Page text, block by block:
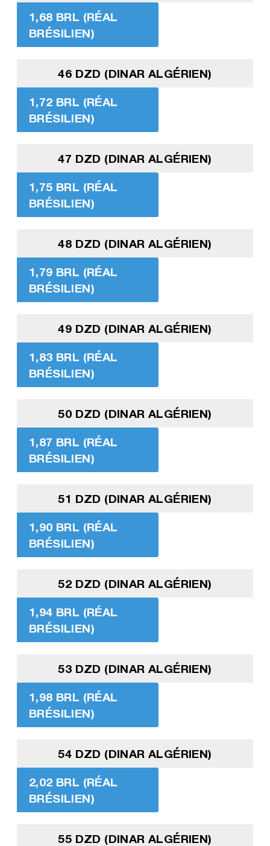
1,68 BRL (RÉAL
BRÉSILIEN)
46 DZD (DINAR ALGÉRIEN)
1,72 BRL (RÉAL
BRÉSILIEN)
47 DZD (DINAR ALGÉRIEN)
1,75 BRL (RÉAL
BRÉSILIEN)
48 DZD (DINAR ALGÉRIEN)
1,79 BRL (RÉAL
BRÉSILIEN)
49 DZD (DINAR ALGÉRIEN)
1,83 BRL (RÉAL
BRÉSILIEN)
50 DZD (DINAR ALGÉRIEN)
1,87 BRL (RÉAL
BRÉSILIEN)
51 DZD (DINAR ALGÉRIEN)
1,90 BRL (RÉAL
BRÉSILIEN)
52 DZD (DINAR ALGÉRIEN)
1,94 BRL (RÉAL
BRÉSILIEN)
53 DZD (DINAR ALGÉRIEN)
1,98 BRL (RÉAL
BRÉSILIEN)
54 DZD (DINAR ALGÉRIEN)
2,02 BRL (RÉAL
BRÉSILIEN)
55 DZD (DINAR ALGÉRIEN)